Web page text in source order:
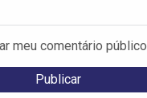
meu comentário público